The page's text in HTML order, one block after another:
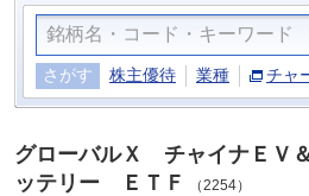
さがす 株主優待 業種 チャ
グローバルＸ チャイナＥＶ
ッテリー ＥＴＦ
（2254）